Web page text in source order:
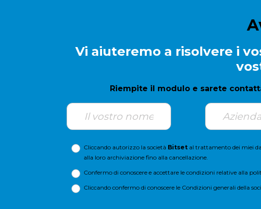
Vi aiuteremo a risolvere i
Riempite il modulo e sarete
Cliccando autorizzo la società Bitset al trattamento dei miei
alla loro archiviazione fino alla cancellazione.
Confermo di conoscere e accettare le condizioni relative alla
Cliccando confermo di conoscere le Condizioni generali della